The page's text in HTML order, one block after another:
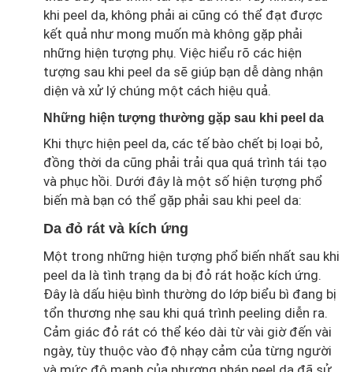
khi peel da, không phải ai cũng có thể đạt được
kết quả như mong muốn mà không gặp phải
những hiện tượng phụ. Việc hiểu rõ các hiện
tượng sau khi peel da sẽ giúp bạn dễ dàng nhận
diện và xử lý chúng một cách hiệu quả.
Những hiện tượng thường gặp sau khi peel da
Khi thực hiện peel da, các tế bào chết bị loại bỏ,
đồng thời da cũng phải trải qua quá trình tái tạo
và phục hồi. Dưới đây là một số hiện tượng phổ
biến mà bạn có thể gặp phải sau khi peel da:
Da đỏ rát và kích ứng
Một trong những hiện tượng phổ biến nhất sau khi
peel da là tình trạng da bị đỏ rát hoặc kích ứng.
Đây là dấu hiệu bình thường do lớp biểu bì đang bị
tổn thương nhẹ sau khi quá trình peeling diễn ra.
Cảm giác đỏ rát có thể kéo dài từ vài giờ đến vài
ngày, tùy thuộc vào độ nhạy cảm của từng người